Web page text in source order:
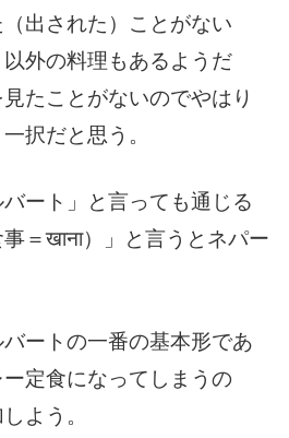
出された）ことがない
外の料理もあるようだ
たことがないのでやはり
択だと思う。
ート」と言っても通じる
＝खाना）」と言うとネパー
ートの一番の基本形であ
定食になってしまうの
よう。